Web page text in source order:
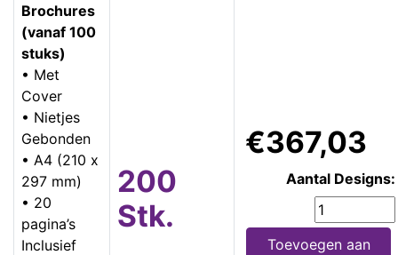
Brochures
(vanaf 100
stuks)
• Met
Cover
• Nietjes
Gebonden
• A4 (210 x
297 mm)
• 20
pagina’s
Inclusief
200
Stk.
€367,03
Aantal Designs:
Toevoegen aan